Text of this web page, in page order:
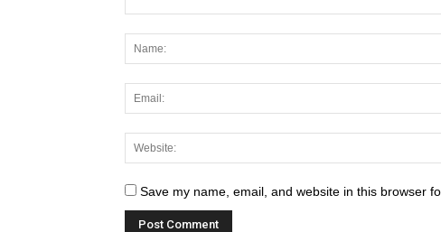
Save my name, email, and website in this browser